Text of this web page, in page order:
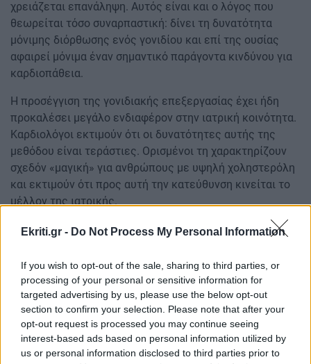
Ekriti.gr - Do Not Process My Personal Information
If you wish to opt-out of the sale, sharing to third parties, or
processing of your personal or sensitive information for
targeted advertising by us, please use the below opt-out
section to confirm your selection. Please note that after your
opt-out request is processed you may continue seeing
interest-based ads based on personal information utilized by
us or personal information disclosed to third parties prior to
χρειάζεται επανάληψη. Αυτός είναι και ο λόγος που
θεωρείται τόσο συναρπαστική: δίνει τη δυνατότητα
μόνιμης διόρθωσης ενός γονιδίου και επί της ουσίας
αφαιρεί μόνιμα έναν σημαντικό παράγοντα κινδύνου για
καρδιοπάθεια.
Η προσέγγιση της γονιδιακής επεξεργασίας έχει ήδη
προκαλέσει μεγάλο ενδιαφέρον στην ιατρική κοινότητα.
Καρδιολόγοι εκτιμούν ότι οι δυνατότητες αυτής της
μεθόδου είναι τεράστιες. Ορισμένοι τη χαρακτηρίζουν
σχεδόν «μαγική» για ανθρώπους με υψηλή χοληστερόλη
και εκτιμούν ότι προς αυτή την κατεύθυνση κινείται το
μέλλον της ιατρικής.
Ένα από τα βασικά πλεονεκτήματα της γονιδιακής
ανάγκη για καθημερινή λήψη χαπιών.
Και οι δύο γονιδιακές θεραπείες αναμένεται να
περάσουν σε κλινικές δοκιμές φάσης 2. Αυτές οι
μελέτες θα είναι μεγαλύτερες και θα περιλαμβάνουν
περισσότερους συμμετέχοντες, ώστε να αξιολογηθεί
καλύτερα η αποτελεσματικότητα των θεραπειών. Οι